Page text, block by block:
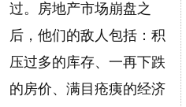
过。房地产市场崩盘之
后，他们的敌人包括：积
压过多的库存、一再下跌
的房价、满目疮痍的经济